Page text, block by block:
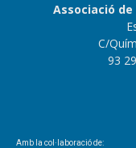
Associació
C/
93
Amb la col·laboració de: